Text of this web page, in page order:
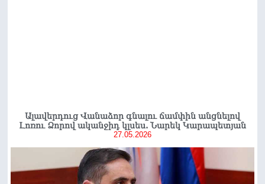
Ալավերդուց Վանաձոր գնալու ճամփին անցնելով
Լոռու Ձորով ականջիդ կլսես. Նարեկ Կարապետյան
27.05.2026